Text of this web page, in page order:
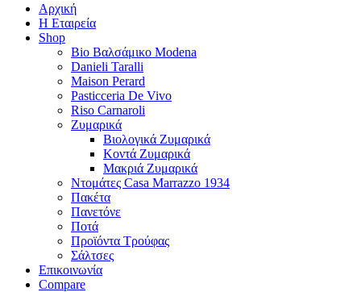
Αρχική
Η Εταιρεία
Shop
Bio Βαλσάμικο Modena
Danieli Taralli
Maison Perard
Pasticceria De Vivo
Riso Carnaroli
Ζυμαρικά
Βιολογικά Ζυμαρικά
Κοντά Ζυμαρικά
Μακριά Ζυμαρικά
Ντομάτες Casa Marrazzo 1934
Πακέτα
Πανετόνε
Ποτά
Προϊόντα Τρούφας
Σάλτσες
Επικοινωνία
Compare